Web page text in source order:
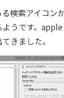
検索アイコン
うです。
きました。